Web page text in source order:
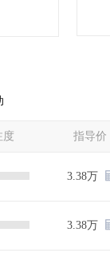
度 指导价
3.38万
3.38万